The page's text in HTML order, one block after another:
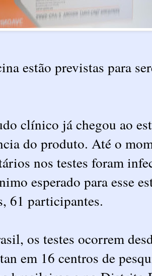
estão previstas para
clínico já chegou ao
do produto. Até o
nos testes foram
esperado para esse
61 participantes.
os testes ocorrem
em 16 centros de